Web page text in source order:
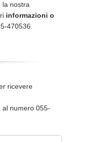
la nostra
informazioni o
470536.
ricevere
al numero 055-